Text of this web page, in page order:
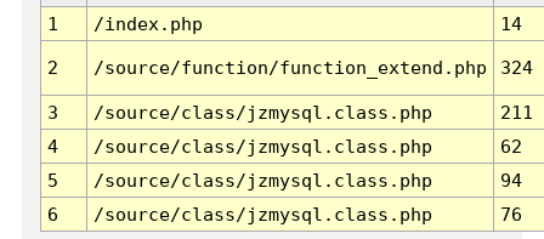
1
/index.php 14
2 /source/function/function_extend.php 324
3 /source/class/jzmysql.class.php
211
4
/source/class/jzmysql.class.php
62
5
/source/class/jzmysql.class.php
94
6
/source/class/jzmysql.class.php 76